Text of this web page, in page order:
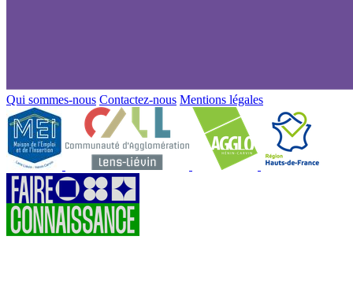
Qui sommes-nous Contactez-nous Mentions légales